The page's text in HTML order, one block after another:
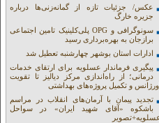
عکس/ جزئیات تازه از گمانه‌زنی‌ها درباره
جزیره خارگ
سونوگرافی و OPG پلی‌کلینیک تامین اجتماعی
برازجان به بهره‌برداری رسید
ادارات استان بوشهر چهارشنبه تعطیل شد
پیگیری فرماندار عسلویه برای ارتقای خدمات
درمانی؛ از راه‌اندازی مرکز دیالیز تا تقویت
و تکمیل پروژه‌های بهداشتی
تجدید پیمان با آرمان‌های انقلاب در مراسم
باشکوه «آقای شهید ایران» در سواحل